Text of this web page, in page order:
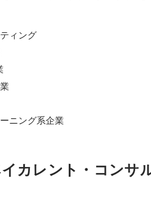
ィング
ニング系企業
カレント・コンサ